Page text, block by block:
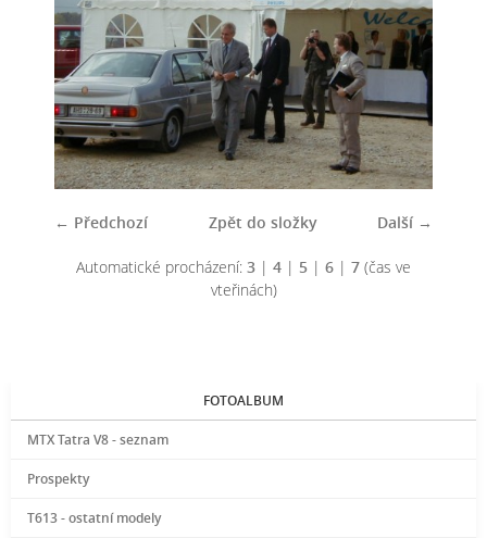
← Předchozí Další →
Zpět do složky
Automatické procházení: 3 | 4 | 5 | 6 | 7 (čas ve
vteřinách)
FOTOALBUM
MTX Tatra V8 - seznam
Prospekty
T613 - ostatní modely